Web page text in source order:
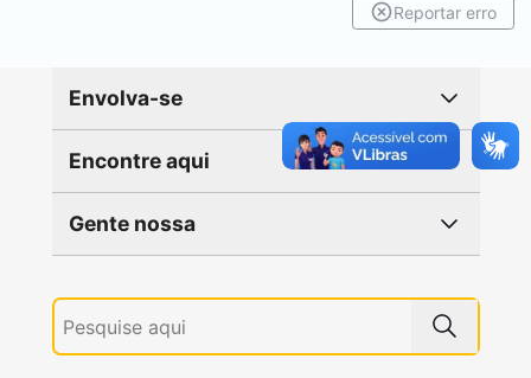
Reportar erro
Envolva-se
Encontre aqui
Gente nossa